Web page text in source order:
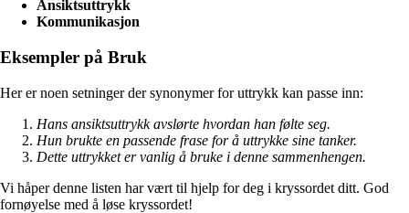
Ansiktsuttrykk
Kommunikasjon
Eksempler på Bruk
Her er noen setninger der synonymer for uttrykk kan passe inn:
Hans ansiktsuttrykk avslørte hvordan han følte seg.
Hun brukte en passende frase for å uttrykke sine tanker.
Dette uttrykket er vanlig å bruke i denne sammenhengen.
Vi håper denne listen har vært til hjelp for deg i kryssordet ditt. God
fornøyelse med å løse kryssordet!